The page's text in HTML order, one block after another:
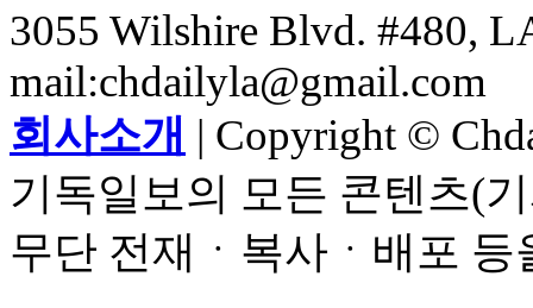
3055 Wilshire Blvd. #480,
mail:chdailyla@gmail.com
회사소개 | Copyright ©
기독일보의 모든 콘텐츠(
무단 전재ㆍ복사ㆍ배포 등